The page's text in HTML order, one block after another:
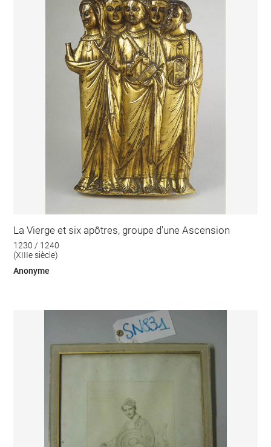
La Vierge et six apôtres, groupe d'une Ascension
1230 / 1240
(XIIIe siècle)
Anonyme